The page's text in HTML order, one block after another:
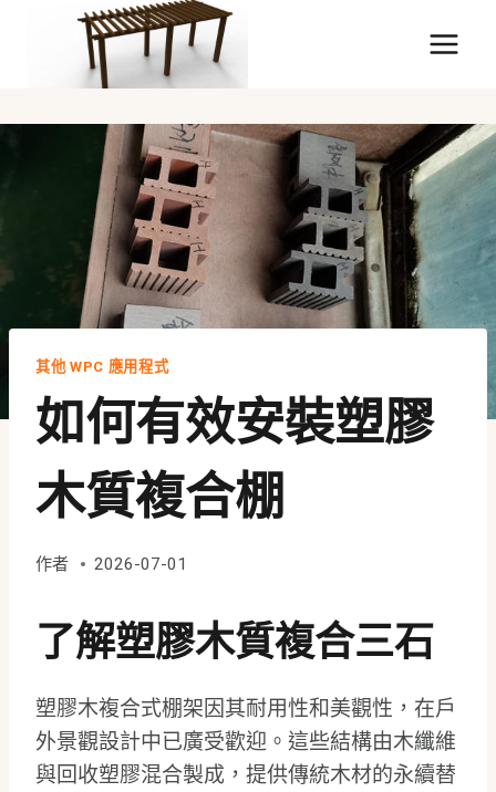
其他 WPC 應用程式
如何有效安裝塑膠
木質複合棚
作者 2026-07-01
了解塑膠木質複合三石
塑膠木複合式棚架因其耐用性和美觀性，在戶
外景觀設計中已廣受歡迎。這些結構由木纖維
與回收塑膠混合製成，提供傳統木材的永續替